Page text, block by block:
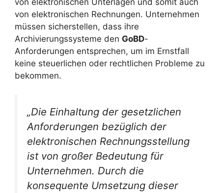
von elektronischen Unterlagen und somit auch
von elektronischen Rechnungen. Unternehmen
müssen sicherstellen, dass ihre
Archivierungssysteme den GoBD-
Anforderungen entsprechen, um im Ernstfall
keine steuerlichen oder rechtlichen Probleme zu
bekommen.
„Die Einhaltung der gesetzlichen
Anforderungen bezüglich der
elektronischen Rechnungsstellung
ist von großer Bedeutung für
Unternehmen. Durch die
konsequente Umsetzung dieser